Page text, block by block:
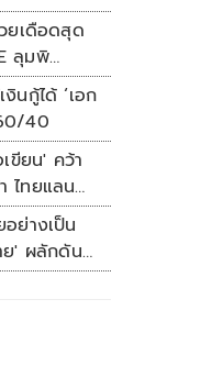
ยเดือดสุด
ลุมพิ
นกู้ได้ ‘เอก
40
ขียน' คว้า
ไทยแลนด์
ย่างเป็น
ย' ผลักดัน